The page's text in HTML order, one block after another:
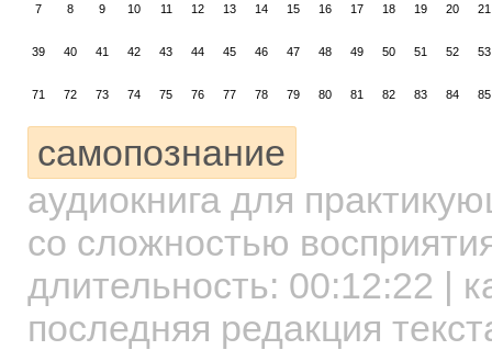
7 8 9 10 11 12 13 14 15 16 17 18 19 20 21
39 40 41 42 43 44 45 46 47 48 49 50 51 52 53
71 72 73 74 75 76 77 78 79 80 81 82 83 84 85
самопознание
аудиокнига для
со сложностью
длительность: 00:12:22 |
последняя редакция